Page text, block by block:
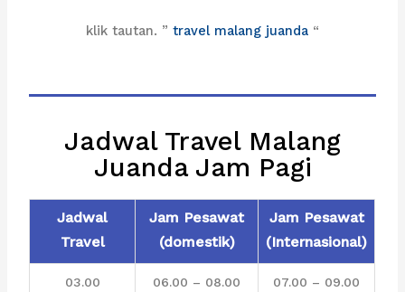
klik tautan. ” travel malang juanda “
Jadwal Travel Malang
Juanda Jam Pagi
Jadwal
Travel
Jam Pesawat
(domestik)
Jam Pesawat
(Internasional)
03.00 06.00 – 08.00 07.00 – 09.00